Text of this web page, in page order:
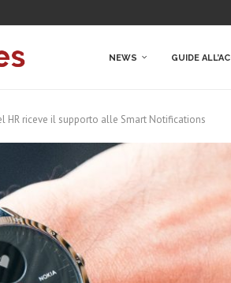
NEWS GUIDE
HR riceve il supporto alle Smart Notifications